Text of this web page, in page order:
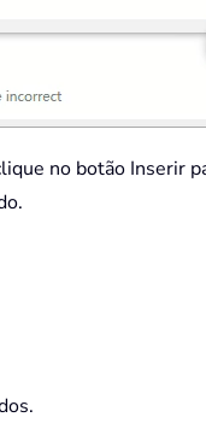
no botão Inserir